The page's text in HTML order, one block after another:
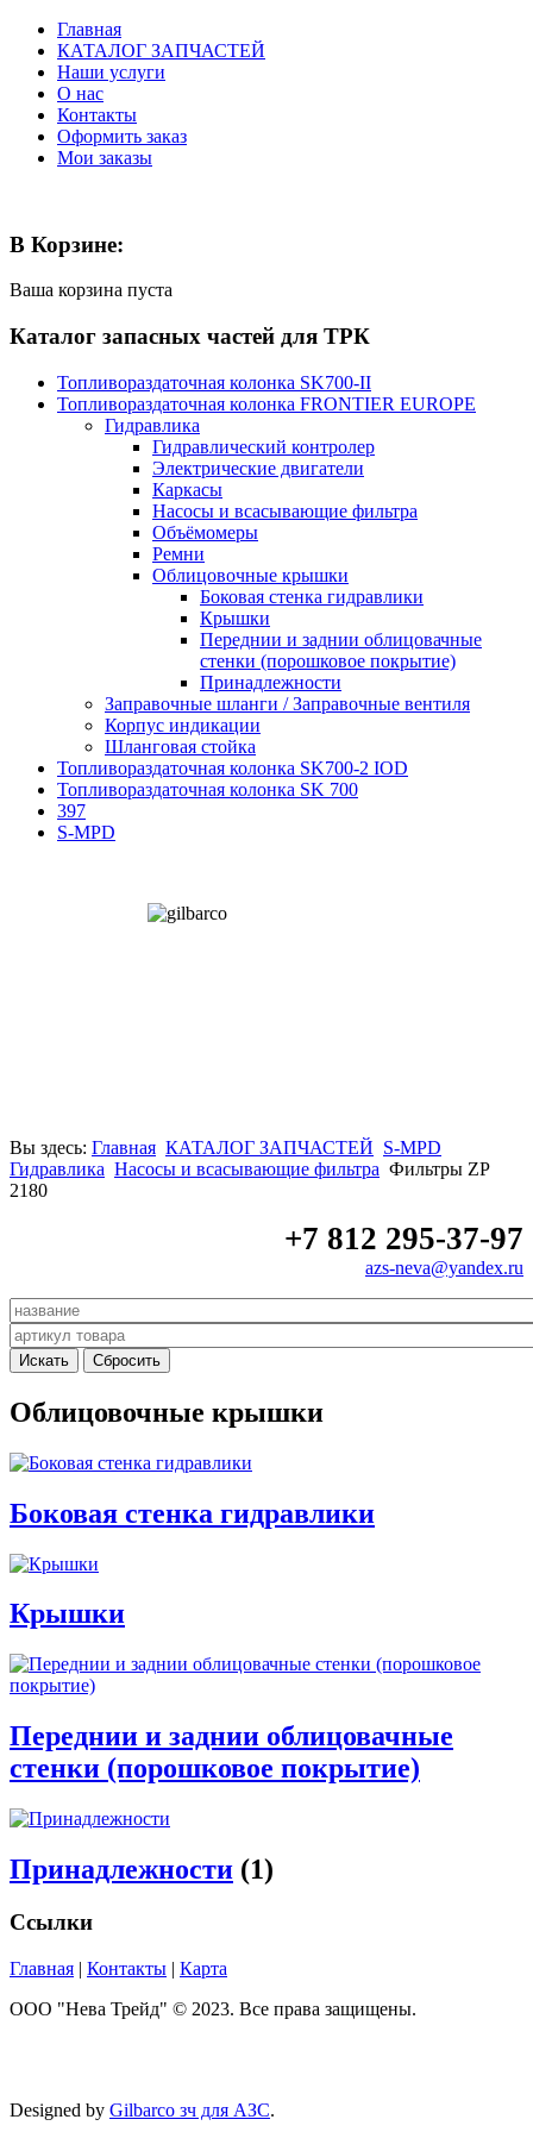
Главная
КАТАЛОГ ЗАПЧАСТЕЙ
Наши услуги
О нас
Контакты
Оформить заказ
Мои заказы
В Корзине:
Ваша корзина пуста
Каталог запасных частей для ТРК
Топливораздаточная колонка SK700-II
Топливораздаточная колонка FRONTIER EUROPE
Гидравлика
Гидравлический контролер
Электрические двигатели
Каркасы
Насосы и всасывающие фильтра
Объёмомеры
Ремни
Облицовочные крышки
Боковая стенка гидравлики
Крышки
Переднии и заднии облицовачные
стенки (порошковое покрытие)
Принадлежности
Заправочные шланги / Заправочные вентиля
Корпус индикации
Шланговая стойка
Топливораздаточная колонка SK700-2 IOD
Топливораздаточная колонка SK 700
397
S-MPD
Вы здесь: Главная КАТАЛОГ ЗАПЧАСТЕЙ S-MPD
Гидравлика Насосы и всасывающие фильтра Фильтры ZP
2180
+7 812 295-37-97
azs-neva@yandex.ru
Облицовочные крышки
Боковая стенка гидравлики
Крышки
Переднии и заднии облицовачные
стенки (порошковое покрытие)
Принадлежности (1)
Ссылки
Главная | Контакты | Карта
ООО "Нева Трейд" © 2023. Все права защищены.
Designed by Gilbarco зч для АЗС.